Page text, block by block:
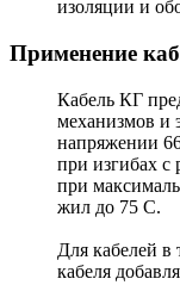
изоляции и
Применение
Кабель КГ
механизмов и
напряжении
при изгибах с
при
жил до 75 С.
Для кабелей
кабеля